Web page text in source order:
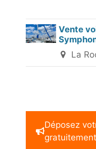
Vente
La
Déposez
gratuitement